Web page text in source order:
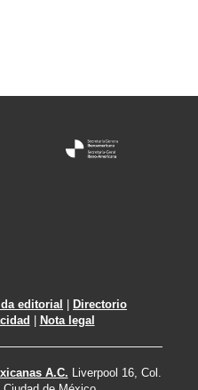
editorial
Directorio
Nota legal
A.C. Liverpool 16, Col.